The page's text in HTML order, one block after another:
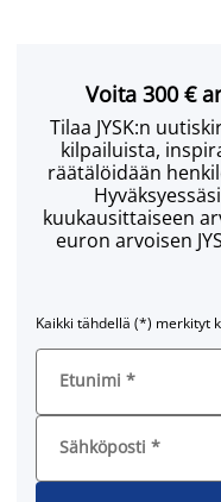
Voita 300 €
Tilaa JYSK:n
kilpailuista,
räätälöidään
kuukausittaiseen
euron arvoisen
Kaikki tähdellä (*) merkityt
Etunimi *
Sähköposti *